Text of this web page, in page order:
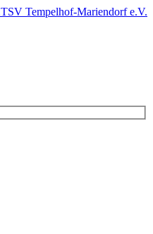
TSV Tempelhof-Mariendorf e.V.